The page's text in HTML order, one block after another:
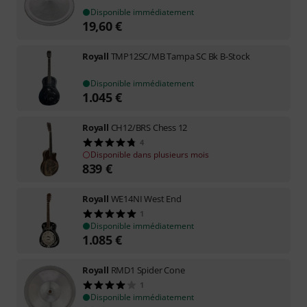
Disponible immédiatement
19,60€
Royall TMP12SC/MB Tampa SC Bk B-Stock
Disponible immédiatement
1.045€
Royall CH12/BRS Chess 12
4
Disponible dans plusieurs mois
839 €
Royall WE14NI West End
1
Disponible immédiatement
1.085€
Royall RMD1 Spider Cone
1
Disponible immédiatement